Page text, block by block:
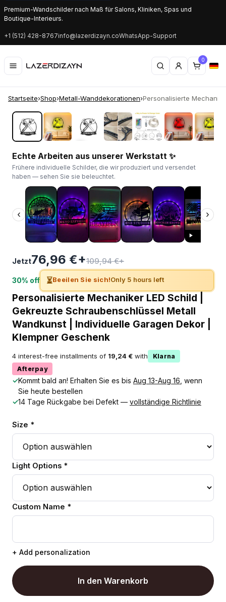
Premium-Wandschilder nach Maß für Salons, Kliniken, Spas und
Boutique-Interieurs.
+1 (512) 428-8767info@lazerdizayn.coWhatsApp-Support
0
Startseite›Shop›Metall-Wanddekorationen›Personalisierte
‹ ›
Echte Arbeiten aus unserer Werkstatt ✨
Frühere individuelle Schilder, die wir produziert und versendet
haben — sehen Sie sie beleuchtet.
‹ ›
Jetzt76,96 €+109,94 €+
30% off ⏳Beeilen Sie sich!Only 5 hours left
Personalisierte Mechaniker LED Schild |
Gekreuzte Schraubenschlüssel Metall
Wandkunst | Individuelle Garagen Dekor |
Klempner Geschenk
4 interest-free installments of 19,24 € with
Klarna
Afterpay
✓Kommt bald an! Erhalten Sie es bis Aug 13-Aug 16 , wenn
Sie heute bestellen
✓14 Tage Rückgabe bei Defekt — vollständige Richtlinie
Size *
Light Options *
Custom Name *
+ Add personalization
In den Warenkorb